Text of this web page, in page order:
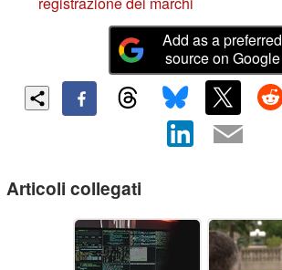
Add as a preferred
source on Google
Articoli collegati